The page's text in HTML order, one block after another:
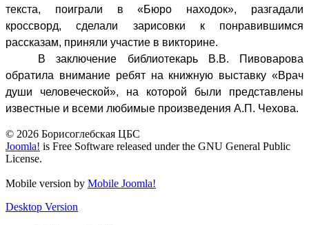
текста, поиграли в «Бюро находок», разгадали
кроссворд, сделали зарисовки к понравившимся
рассказам, приняли участие в викторине.
В заключение библиотекарь В.В. Пивоварова
обратила внимание ребят на книжную выставку «Врач
души человеческой», на которой были представлены
известные и всеми любимые произведения А.П. Чехова.
© 2026 Борисоглебская ЦБС
Joomla! is Free Software released under the GNU General Public
License.
Mobile version by Mobile Joomla!
Desktop Version